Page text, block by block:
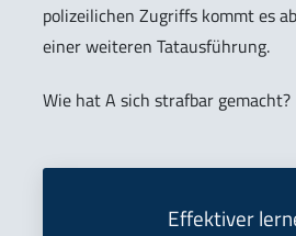
polizeilichen Zugriffs kommt es
einer weiteren Tatausführung.
Wie hat A sich strafbar gemacht?
Effektiver